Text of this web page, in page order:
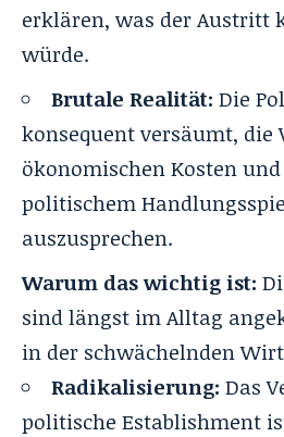
erklären, was der Austritt
würde.
Brutale Realität: Die
konsequent versäumt, die
ökonomischen Kosten
politischem
auszusprechen.
Warum das wichtig ist:
sind längst im Alltag
in der schwächelnden
Radikalisierung: Das
politische Establishment